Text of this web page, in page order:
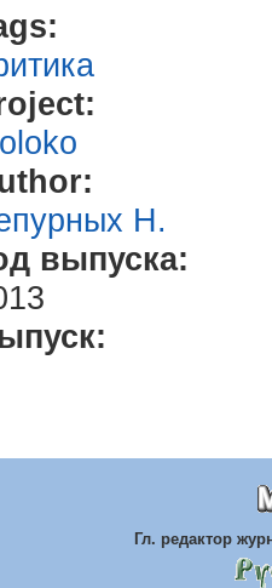
Н.
выпуска:
Гл. редактор